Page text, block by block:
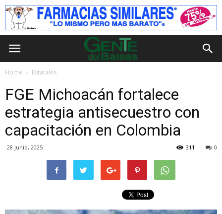
Home Estatales
FGE Michoacán fortalece
estrategia antisecuestro con
capacitación en Colombia
28 junio, 2025 0
311